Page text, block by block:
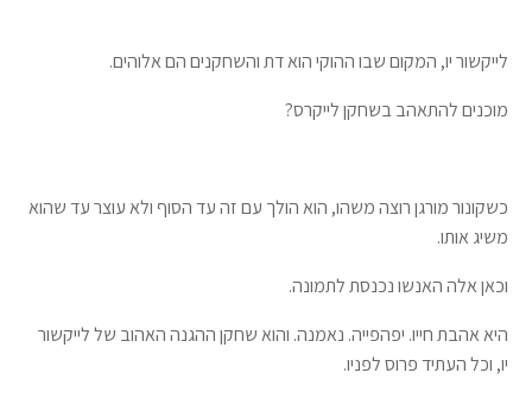
לייקשור יו, המקום שבו ההוקי הוא דת והשחקנים הם אלוהים.
מוכנים להתאהב בשחקן לייקרס?
כשקונור מורגן רוצה משהו, הוא הולך עם זה עד הסוף ולא עוצר עד שהוא
משיג אותו.
וכאן אלה האנשו נכנסת לתמונה.
היא אהבת חייו. יפהפייה. נאמנה. והוא שחקן ההגנה האהוב של לייקשור
יו, וכל העתיד פרוס לפניו.